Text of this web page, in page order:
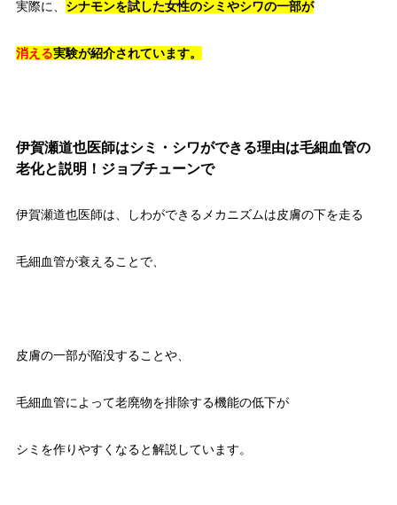
実際に、 シナモンを試した女性のシミやシワの一部が
消える実験が紹介されています。
伊賀瀬道也医師はシミ・シワができる理由は毛細血管の
老化と説明！ジョブチューンで
伊賀瀬道也医師は、しわができるメカニズムは皮膚の下を走る
毛細血管が衰えることで、
皮膚の一部が陥没することや、
毛細血管によって老廃物を排除する機能の低下が
シミを作りやすくなると解説しています。